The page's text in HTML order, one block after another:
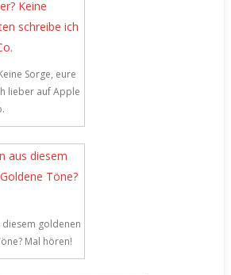
Sorge, eure
lieber auf Apple
goldenen
Mal hören!